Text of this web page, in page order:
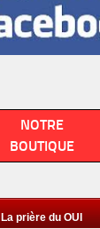
NOTRE
BOUTIQUE
La prière du OUI